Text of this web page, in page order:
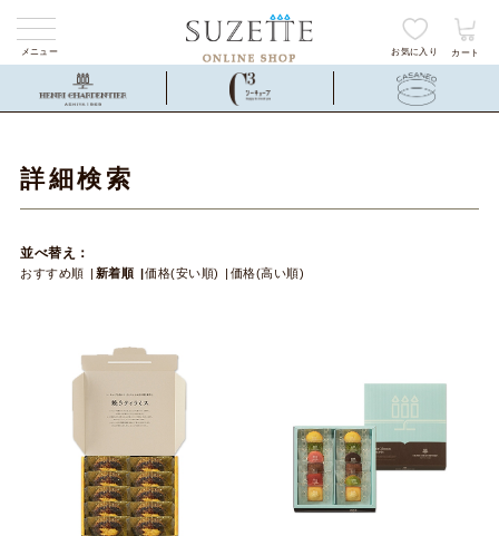
メニュー お気に入り カート
詳細検索
並べ替え：
おすすめ順 新着順 価格(安い順) 価格(高い順)